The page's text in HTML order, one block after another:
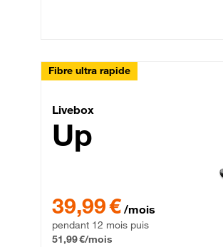
Fibre ultra rapide
Livebox Up
Livebox
Up
39,99 € /mois
pendant 12 mois puis
51,99 €/mois